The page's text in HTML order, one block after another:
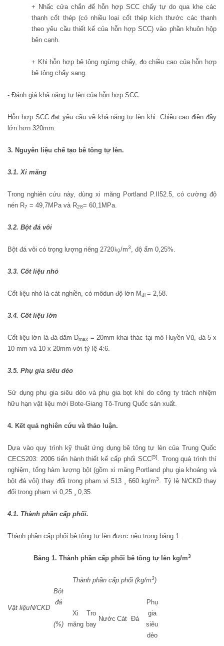
+ Nhấc cửa chắn để hỗn hợp SCC chẩy tự do qua khe các
thanh cốt thép (có nhiều loại cốt thép kích thước các thanh
theo yêu cầu thiết kế của hỗn hợp SCC) vào phần khuôn hộp
bên cạnh.
+ Khi hỗn hợp bê tông ngừng chẩy, đo chiều cao của hỗn hợp
bê tông chẩy sang.
- Đánh giá khả năng tự lèn của hỗn hợp SCC.
Hỗn hợp SCC đạt yêu cầu về khả năng tự lèn khi: Chiều cao điền đầy
lớn hơn 320mm.
3. Nguyên liệu chế tạo bê tông tự lèn.
3.1. Xi măng
Trong nghiên cứu này, dùng xi măng Portland P.II52.5, có cường độ
nén R7 = 49,7MPa và R28= 60,1MPa.
3.2. Bột đá vôi
Bột đá vôi có trọng lượng riêng 2720㎏/m3 , độ ẩm 0,25%.
3.3. Cốt liệu nhỏ
Cốt liệu nhỏ là cát nghiền, có môdun độ lớn Mđl = 2,58.
3.4. Cốt liệu lớn
Cốt liệu lớn là đá dăm Dmax = 20mm khai thác tại mỏ Huyền Vũ, đá 5 x
10 mm và 10 x 20mm với tỷ lệ 4:6.
3.5. Phụ gia siêu dẻo
Sử dụng phụ gia siêu dẻo và phụ gia bọt khí do công ty trách nhiệm
hữu hạn vật liệu mới Bote-Giang Tô-Trung Quốc sản xuất.
4. Kết quả nghiên cứu và thảo luận.
Dựa vào quy trình kỹ thuật ứng dụng bê tông tự lèn của Trung Quốc
CECS203: 2006 tiến hành thiết kế cấp phối SCC[5]
. Trong quá trình thí
nghiệm, tổng hàm lượng bột (gồm xi măng Portland phụ gia khoáng và
bột đá vôi) thay đổi trong phạm vi 513
660 kg/m3
. Tỷ lệ N/CKD thay
đổi trong phạm vi 0,25
0,35.
4.1. Thành phần cấp phối.
Thành phần cấp phối bê tông tự lèn được nêu trong bảng 1.
Bảng 1. Thành phần cấp phối bê tông tự lèn kg/m3
Vật liệuN/CKD
Bột
đá
(%)
Thành phần cấp phối (kg/m3)
Xi
măng
Tro
bay
Nước Cát Đá
Phụ
gia
siêu
dẻo